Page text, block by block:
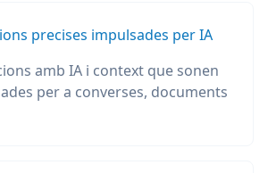
precises impulsades per IA
amb IA i context que sonen
per a converses, documents